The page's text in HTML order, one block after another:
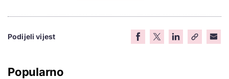
Podijeli vijest
Popularno